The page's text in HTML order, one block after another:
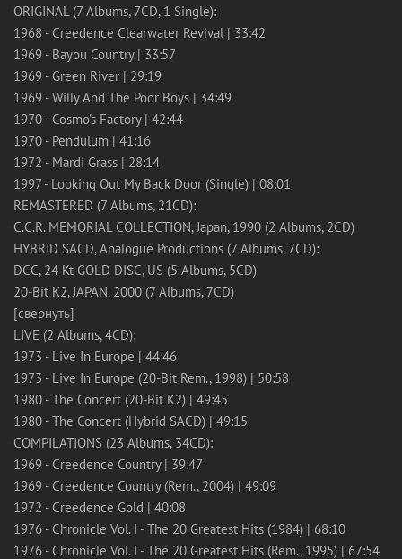
ORIGINAL (7 Albums, 7CD, 1 Single):
1968 - Creedence Clearwater Revival | 33:42
1969 - Bayou Country | 33:57
1969 - Green River | 29:19
1969 - Willy And The Poor Boys | 34:49
1970 - Cosmo's Factory | 42:44
1970 - Pendulum | 41:16
1972 - Mardi Grass | 28:14
1997 - Looking Out My Back Door (Single) | 08:01
REMASTERED (7 Albums, 21CD):
C.C.R. MEMORIAL COLLECTION, Japan, 1990 (2 Albums, 2CD)
HYBRID SACD, Analogue Productions (7 Albums, 7CD):
DCC, 24 Kt GOLD DISC, US (5 Albums, 5CD)
20-Bit K2, JAPAN, 2000 (7 Albums, 7CD)
[свернуть]
LIVE (2 Albums, 4CD):
1973 - Live In Europe | 44:46
1973 - Live In Europe (20-Bit Rem., 1998) | 50:58
1980 - The Concert (20-Bit K2) | 49:45
1980 - The Concert (Hybrid SACD) | 49:15
COMPILATIONS (23 Albums, 34CD):
1969 - Creedence Country | 39:47
1969 - Creedence Country (Rem., 2004) | 49:09
1972 - Creedence Gold | 40:08
1976 - Chronicle Vol. I - The 20 Greatest Hits (1984) | 68:10
1976 - Chronicle Vol. I - The 20 Greatest Hits (Rem., 1995) | 67:54